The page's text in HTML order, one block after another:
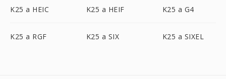
K25 a HEIC K25 a HEIF K25 a G4
K25 a RGF K25 a SIX K25 a SIXEL